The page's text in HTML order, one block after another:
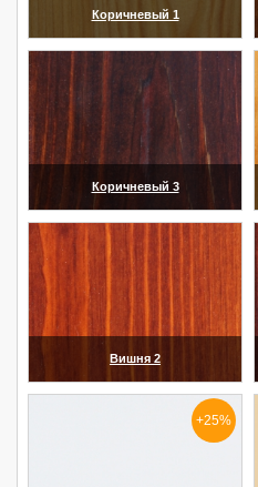
Коричневый 1
Коричневый 3
Вишня 2
+25%